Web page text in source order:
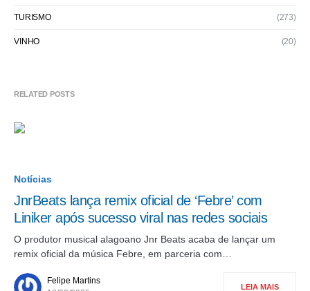
TURISMO (273)
VINHO (20)
RELATED POSTS
Notícias
JnrBeats lança remix oficial de ‘Febre’ com
Liniker após sucesso viral nas redes sociais
O produtor musical alagoano Jnr Beats acaba de lançar um
remix oficial da música Febre, em parceria com…
Felipe Martins
LEIA MAIS